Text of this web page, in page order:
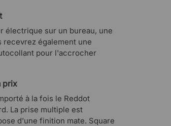
électrique sur un bureau, une
recevrez également une
pour l'accrocher
prix
à la fois le Reddot
La prise multiple est
d'une finition mate. Square